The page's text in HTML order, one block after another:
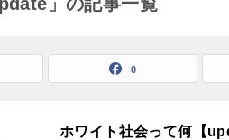
0
ホワイト社会って何【